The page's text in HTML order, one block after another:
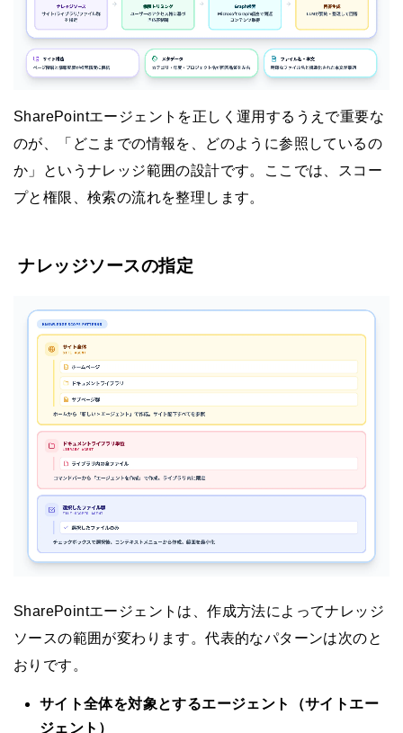
SharePointエージェントを正しく運用するうえで重要な
のが、「どこまでの情報を、どのように参照しているの
か」というナレッジ範囲の設計です。ここでは、スコー
プと権限、検索の流れを整理します。
ナレッジソースの指定
SharePointエージェントは、作成方法によってナレッジ
ソースの範囲が変わります。代表的なパターンは次のと
おりです。
サイト全体を対象とするエージェント（サイトエー
ジェント）